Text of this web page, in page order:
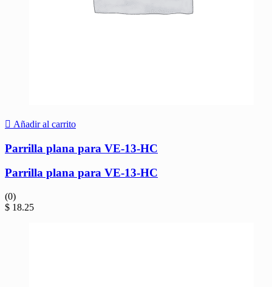
Añadir al carrito
Parrilla plana para VE-13-HC
Parrilla plana para VE-13-HC
(0)
$ 18.25